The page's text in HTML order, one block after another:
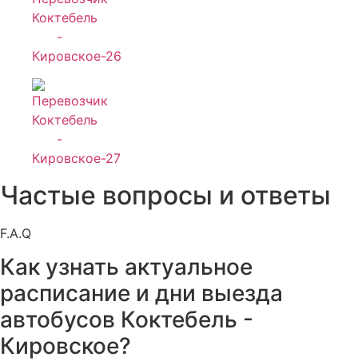
Частые вопросы и ответы
F.A.Q
Как узнать актуальное
расписание и дни выезда
автобусов Коктебель -
Кировское?